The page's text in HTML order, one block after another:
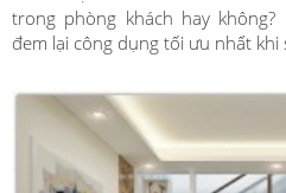
trong phòng khách hay
đem lại công dụng tối ưu nhất khi